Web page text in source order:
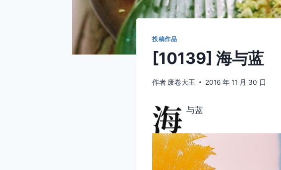
投稿作品
[10139] 海与蓝
作者 废卷大王 2016 年 11 月 30 日
海 与蓝